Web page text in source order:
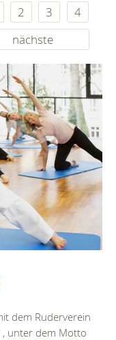
2 3
4
nächste
dem Ruderverein
, unter dem Motto